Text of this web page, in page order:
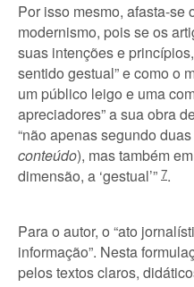
Por isso mesmo, afasta-se
modernismo, pois se os
suas intenções e
sentido gestual” e como o
um público leigo e uma
apreciadores” a sua obra
“não apenas segundo
conteúdo), mas também
dimensão, a ‘gestual’” 7.
Para o autor, o “ato
informação”. Nesta
pelos textos claros,